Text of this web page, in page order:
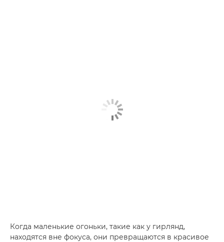
Когда маленькие огоньки, такие как у гирлянд,
находятся вне фокуса, они превращаются в красивое